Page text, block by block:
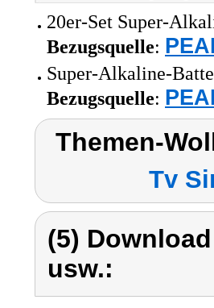
20er-Set Super-
Bezugsquelle:
Super-Alkaline-
Bezugsquelle:
Themen-
Tv
(5)
usw.: